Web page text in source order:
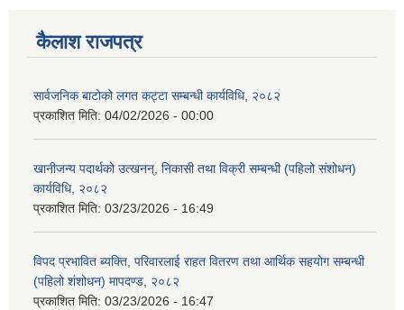
कैलाश राजपत्र
सार्वजनिक बाटोको लगत कट्टा सम्बन्धी कार्यविधि, २०८२
प्रकाशित मिति: 04/02/2026 - 00:00
खानीजन्य पदार्थको उत्खनन्, निकासी तथा विक्री सम्बन्धी (पहिलो संशोधन)
कार्यविधि, २०८२
प्रकाशित मिति: 03/23/2026 - 16:49
विपद प्रभावित ब्यक्ति, परिवारलाई राहत वितरण तथा आर्थिक सहयोग सम्बन्धी
(पहिलो शंशोधन) मापदण्ड, २०८२
प्रकाशित मिति: 03/23/2026 - 16:47